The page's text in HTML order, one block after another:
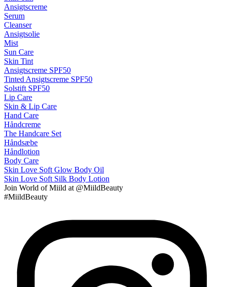
Ansigtscreme
Serum
Cleanser
Ansigtsolie
Mist
Sun Care
Skin Tint
Ansigtscreme SPF50
Tinted Ansigtscreme SPF50
Solstift SPF50
Lip Care
Skin & Lip Care
Hand Care
Håndcreme
The Handcare Set
Håndsæbe
Håndlotion
Body Care
Skin Love Soft Glow Body Oil
Skin Love Soft Silk Body Lotion
Join World of Miild at @MiildBeauty
#MiildBeauty